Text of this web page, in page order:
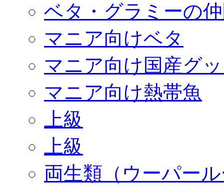
ベタ・グラミーの
マニア向けベタ
マニア向け国産グ
マニア向け熱帯魚
上級
上級
両生類（ウーパー